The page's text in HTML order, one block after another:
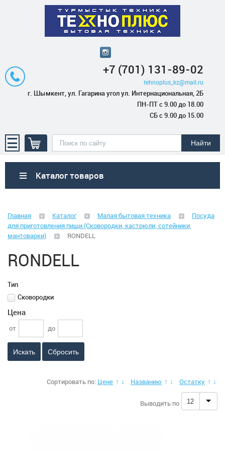
+7 (701) 131-89-02
tehnoplus_kz@mail.ru
г. Шымкент, ул. Гагарина угол ул. Интернациональная, 2Б
ПН-ПТ с 9.00 до 18.00
СБ с 9.00 до 15.00
Каталог товаров
Климатическая техника
Малая бытовая техника
Весы (кухонные)
Весы (напольные)
Гладильные системы, доски
Главная Каталог Малая бытовая техника
Посуда
для приготовления пищи (Сковородки, кастрюли, сотейники,
мантоварки)
RONDELL
RONDELL
Тип
Сковородки
Цена
от до
Сбросить
Сортировать по: Цене ↑ ↓ Названию ↑ ↓ Остатку ↑ ↓
Выводить по 12